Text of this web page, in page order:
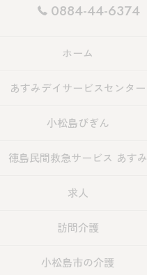
0884-44-6374
ホーム
あすみデイサービスセンター
小松島びぎん
徳島民間救急サービス あすみ
求人
訪問介護
小松島市の介護